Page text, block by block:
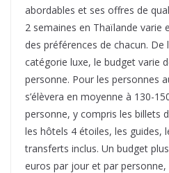
abordables et ses offres de
2 semaines en Thaïlande varie
des préférences de chacun.
catégorie luxe, le budget varie
personne. Pour les personnes
s’élèvera en moyenne à 130-
personne, y compris les billets
les hôtels 4 étoiles, les guides,
transferts inclus. Un budget
euros par jour et par